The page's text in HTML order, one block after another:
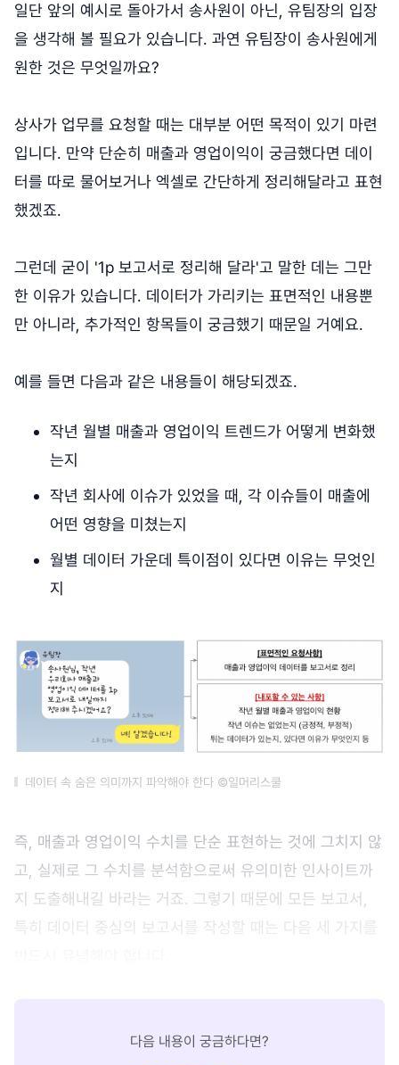
일단 앞의 예시로 돌아가서 송사원이 아닌, 유팀장의 입장
을 생각해 볼 필요가 있습니다. 과연 유팀장이 송사원에게
원한 것은 무엇일까요?
상사가 업무를 요청할 때는 대부분 어떤 목적이 있기 마련
입니다. 만약 단순히 매출과 영업이익이 궁금했다면 데이
터를 따로 물어보거나 엑셀로 간단하게 정리해달라고 표현
했겠죠.
그런데 굳이 '1p 보고서로 정리해 달라'고 말한 데는 그만
한 이유가 있습니다. 데이터가 가리키는 표면적인 내용뿐
만 아니라, 추가적인 항목들이 궁금했기 때문일 거예요.
예를 들면 다음과 같은 내용들이 해당되겠죠.
작년 월별 매출과 영업이익 트렌드가 어떻게 변화했
는지
작년 회사에 이슈가 있었을 때, 각 이슈들이 매출에
어떤 영향을 미쳤는지
월별 데이터 가운데 특이점이 있다면 이유는 무엇인
지
데이터 속 숨은 의미까지 파악해야 한다 ©일머리스쿨
즉, 매출과 영업이익 수치를 단순 표현하는 것에 그치지 않
고, 실제로 그 수치를 분석함으로써 유의미한 인사이트까
지 도출해내길 바라는 거죠. 그렇기 때문에 모든 보고서,
특히 데이터 중심의 보고서를 작성할 때는 다음 세 가지를
다음 내용이 궁금하다면?